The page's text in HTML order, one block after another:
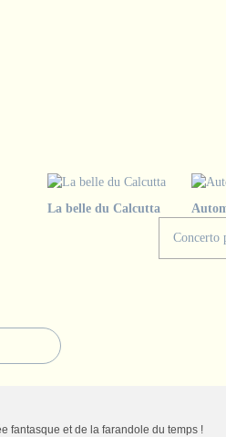
La belle du Calcutta
Concerto
fantasque et de la farandole du temps !